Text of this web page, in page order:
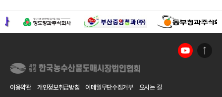
이용약관 개인정보취급방침 이메일무단수집거부 오시는 길